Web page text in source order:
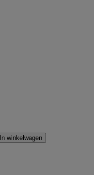
In winkelwagen